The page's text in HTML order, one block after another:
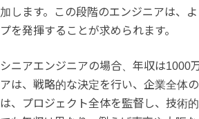
加します。この段階のエンジニアは、
プを発揮することが求められます。
シニアエンジニアの場合、年収は1000
アは、戦略的な決定を行い、企業全体
は、プロジェクト全体を監督し、技術